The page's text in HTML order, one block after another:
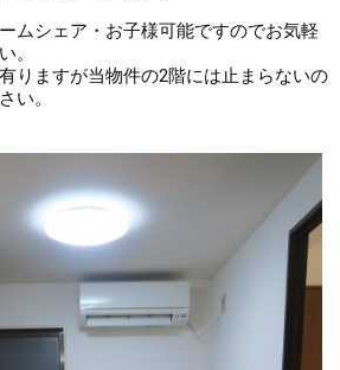
ムシェア・お子様可能ですのでお気軽
。
りますが当物件の2階には止まらないの